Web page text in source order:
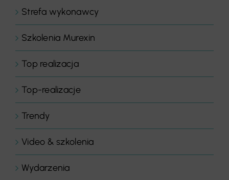
Strefa wykonawcy
Szkolenia Murexin
Top realizacja
Top-realizacje
Trendy
Video & szkolenia
Wydarzenia